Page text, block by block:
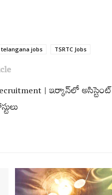
telangana jobs TSRTC Jobs
| ఇర్కాన్‌లో అసిస్టెంట్‌